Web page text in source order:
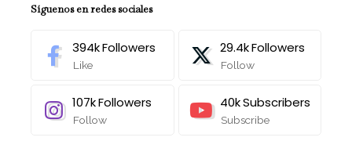
Síguenos en redes sociales
394kFollowers
Like
29.4kFollowers
Follow
107kFollowers
Follow
40kSubscribers
Subscribe